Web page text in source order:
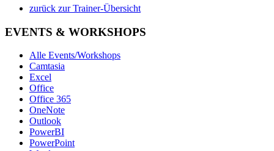
zurück zur Trainer-Übersicht
EVENTS & WORKSHOPS
Alle Events/Workshops
Camtasia
Excel
Office
Office 365
OneNote
Outlook
PowerBI
PowerPoint